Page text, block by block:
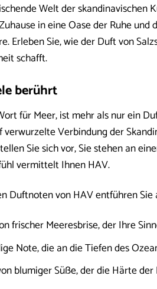
Welt der skandinavischen
in eine Oase der Ruhe
Erleben Sie, wie der Duft von
schafft.
berührt
für Meer, ist mehr als nur ein
Verbindung der
Sie sich vor, Sie stehen an
vermittelt Ihnen HAV.
Duftnoten von HAV entführen
frischer Meeresbrise, der Ihre
Note, die an die Tiefen des
blumiger Süße, der die Härte